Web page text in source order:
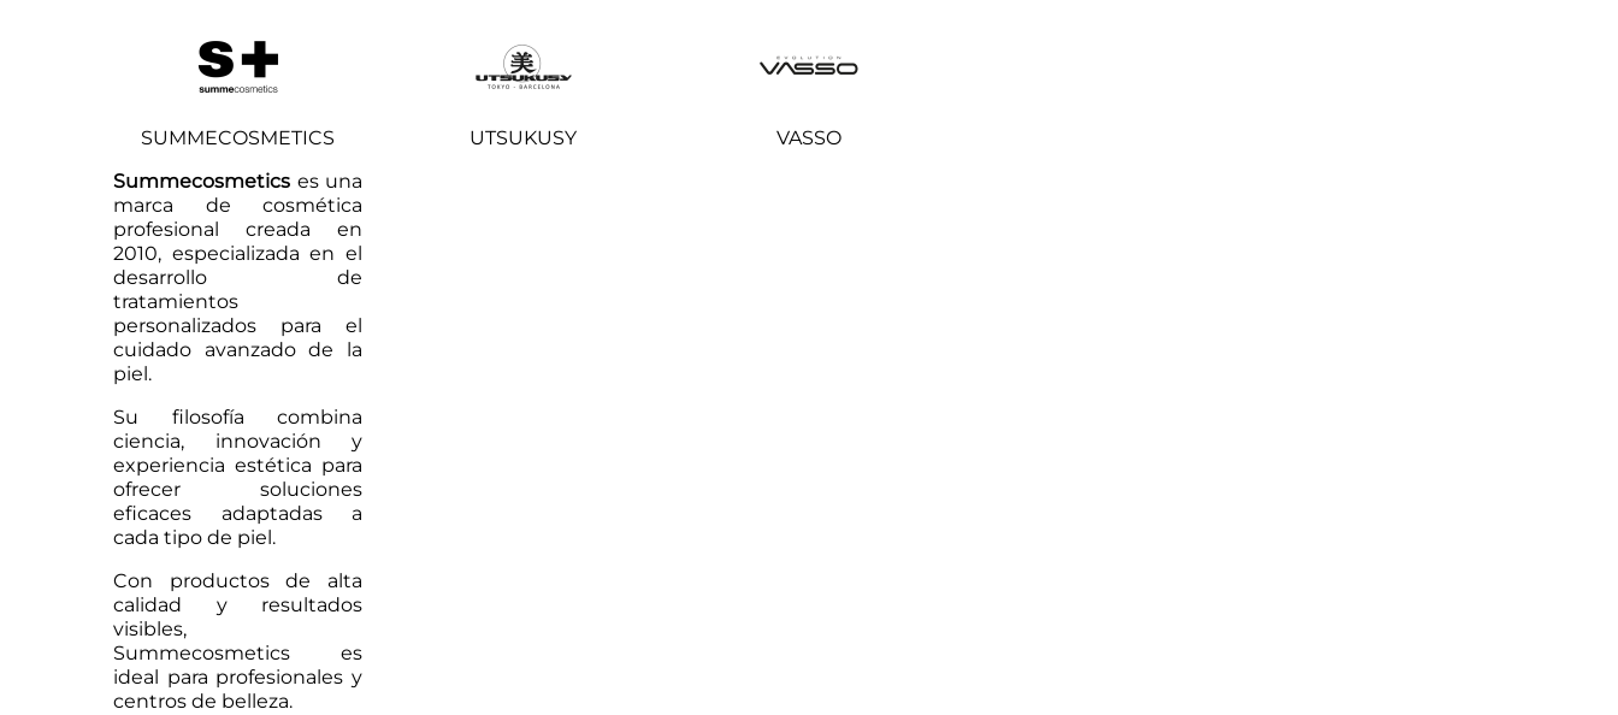
SUMMECOSMETICS
Summecosmetics es una
marca de cosmética
profesional creada en
2010, especializada en el
desarrollo de
tratamientos
personalizados para el
cuidado avanzado de la
piel.
Su filosofía combina
ciencia, innovación y
experiencia estética para
ofrecer soluciones
eficaces adaptadas a
cada tipo de piel.
Con productos de alta
calidad y resultados
visibles,
Summecosmetics es
ideal para profesionales y
centros de belleza.
UTSUKUSY VASSO